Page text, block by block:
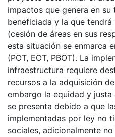
impactos que genera en
beneficiada y la que
(cesión de áreas en sus
esta situación se enmarca
(POT, EOT, PBOT). La
infraestructura requiere
recursos a la adquisición
embargo la equidad y
se presenta debido a que
implementadas por ley no
sociales, adicionalmente